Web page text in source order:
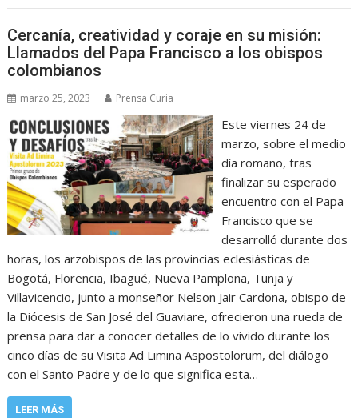
Cercanía, creatividad y coraje en su misión:
Llamados del Papa Francisco a los obispos
colombianos
marzo 25, 2023 Prensa Curia
Este viernes 24 de
marzo, sobre el medio
día romano, tras
finalizar su esperado
encuentro con el Papa
Francisco que se
desarrolló durante dos
horas, los arzobispos de las provincias eclesiásticas de
Bogotá, Florencia, Ibagué, Nueva Pamplona, Tunja y
Villavicencio, junto a monseñor Nelson Jair Cardona, obispo de
la Diócesis de San José del Guaviare, ofrecieron una rueda de
prensa para dar a conocer detalles de lo vivido durante los
cinco días de su Visita Ad Limina Aspostolorum, del diálogo
con el Santo Padre y de lo que significa esta…
LEER MÁS